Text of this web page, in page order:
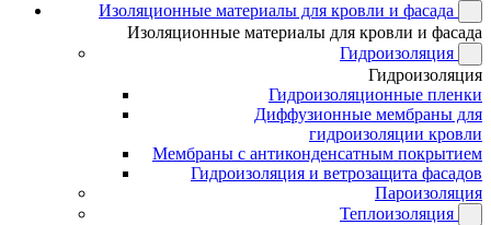
Изоляционные материалы для кровли и фасада
Изоляционные материалы для кровли и фасада
Гидроизоляция
Гидроизоляция
Гидроизоляционные пленки
Диффузионные мембраны для
гидроизоляции кровли
Мембраны с антиконденсатным покрытием
Гидроизоляция и ветрозащита фасадов
Пароизоляция
Теплоизоляция